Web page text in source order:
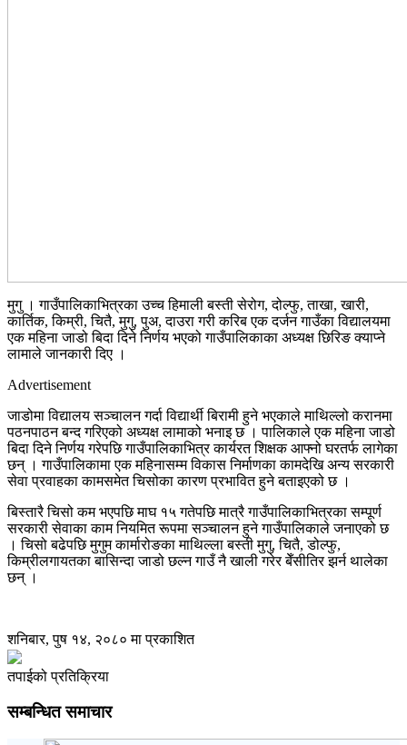
मुगु । गाउँपालिकाभित्रका उच्च हिमाली बस्ती सेरोग, दोल्फु, ताखा, खारी,
कार्तिक, किम्री, चितै, मुगु, पुअ, दाउरा गरी करिब एक दर्जन गाउँका विद्यालयमा
एक महिना जाडो बिदा दिने निर्णय भएको गाउँपालिकाका अध्यक्ष छिरिङ क्याप्ने
लामाले जानकारी दिए ।
Advertisement
जाडोमा विद्यालय सञ्चालन गर्दा विद्यार्थी बिरामी हुने भएकाले माथिल्लो करानमा
पठनपाठन बन्द गरिएको अध्यक्ष लामाको भनाइ छ । पालिकाले एक महिना जाडो
बिदा दिने निर्णय गरेपछि गाउँपालिकाभित्र कार्यरत शिक्षक आफ्नो घरतर्फ लागेका
छन् । गाउँपालिकामा एक महिनासम्म विकास निर्माणका कामदेखि अन्य सरकारी
सेवा प्रवाहका कामसमेत चिसोका कारण प्रभावित हुने बताइएको छ ।
बिस्तारै चिसो कम भएपछि माघ १५ गतेपछि मात्रै गाउँपालिकाभित्रका सम्पूर्ण
सरकारी सेवाका काम नियमित रूपमा सञ्चालन हुने गाउँपालिकाले जनाएको छ
। चिसो बढेपछि मुगुम कार्मारोङका माथिल्ला बस्ती मुगु, चितै, डोल्फु,
किम्रीलगायतका बासिन्दा जाडो छल्न गाउँ नै खाली गरेर बेँसीतिर झर्न थालेका
छन् ।
शनिबार, पुष १४, २०८० मा प्रकाशित
तपाईको प्रतिक्रिया
सम्बन्धित समाचार